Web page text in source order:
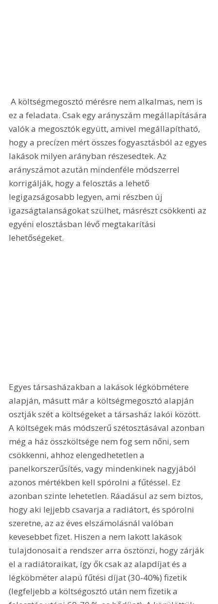
A költségmegosztó mérésre nem alkalmas, nem is
ez a feladata. Csak egy arányszám megállapítására
valók a megosztók együtt, amivel megállapítható,
hogy a precízen mért összes fogyasztásból az egyes
lakások milyen arányban részesedtek. Az
arányszámot azután mindenféle módszerrel
korrigálják, hogy a felosztás a lehető
legigazságosabb legyen, ami részben új
igazságtalanságokat szülhet, másrészt csökkenti az
egyéni elosztásban lévő megtakarítási
lehetőségeket.
Egyes társasházakban a lakások légköbmétere
alapján, másutt már a költségmegosztó alapján
osztják szét a költségeket a társasház lakói között.
A költségek más módszerű szétosztásával azonban
még a ház összköltsége nem fog sem nőni, sem
csökkenni, ahhoz elengedhetetlen a
panelkorszerűsítés, vagy mindenkinek nagyjából
azonos mértékben kell spórolni a fűtéssel. Ez
azonban szinte lehetetlen. Ráadásul az sem biztos,
hogy aki lejjebb csavarja a radiátort, és spórolni
szeretne, az az éves elszámolásnál valóban
kevesebbet fizet. Hiszen a nem lakott lakások
tulajdonosait a rendszer arra ösztönzi, hogy zárják
el a radiátoraikat, így ők csak az alapdíjat és a
légköbméter alapú fűtési díjat (30-40%) fizetik
(legfeljebb a költségosztó után nem fizetik a